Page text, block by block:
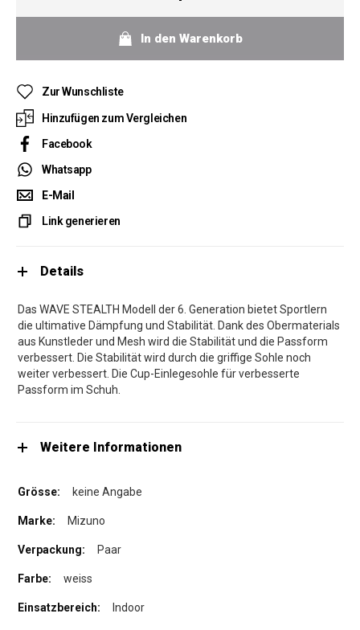
In den Warenkorb
Zur Wunschliste
Hinzufügen zum Vergleichen
Facebook
Whatsapp
E-Mail
Link generieren
Details
Das WAVE STEALTH Modell der 6. Generation bietet Sportlern
die ultimative Dämpfung und Stabilität. Dank des Obermaterials
aus Kunstleder und Mesh wird die Stabilität und die Passform
verbessert. Die Stabilität wird durch die griffige Sohle noch
weiter verbessert. Die Cup-Einlegesohle für verbesserte
Passform im Schuh.
Weitere Informationen
keine Angabe
Mizuno
Paar
weiss
Indoor